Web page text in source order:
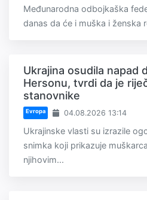
Međunarodna odbojkaška
danas da će i muška i ženska
Ukrajina osudila napad
Hersonu, tvrdi da je
stanovnike
Evropa 04.08.2026 13:14
Ukrajinske vlasti su izrazile
snimka koji prikazuje
njihovim...